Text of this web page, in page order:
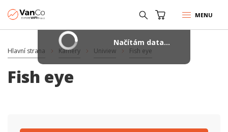
MENU
Hlavní strana Kamery Uniview Fish eye
Fish eye
Načítám data...